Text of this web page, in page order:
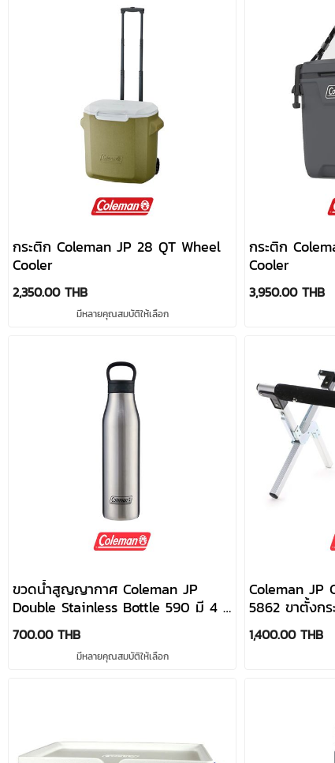
กระติก Coleman JP 28 QT Wheel
Cooler
2,350.00 THB
มีหลายคุณสมบัติให้เลือก
กระติก
Cooler
3,950.00 THB
ขวดน้ำสูญญากาศ Coleman JP
Double Stainless Bottle 590 มี 4 สี
แบรนด์ Coleman
700.00 THB
มีหลายคุณสมบัติให้เลือก
Coleman JP
5862 ขาตั้งก
1,400.00 THB